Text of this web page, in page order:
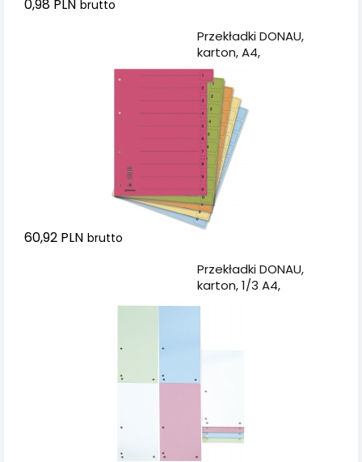
0,98 PLN brutto
Przekładki DONAU,
karton, A4,
235x300mm, 0-9, 50
kart z perforacją, mix
kolorów
60,92 PLN brutto
Przekładki DONAU,
karton, 1/3 A4,